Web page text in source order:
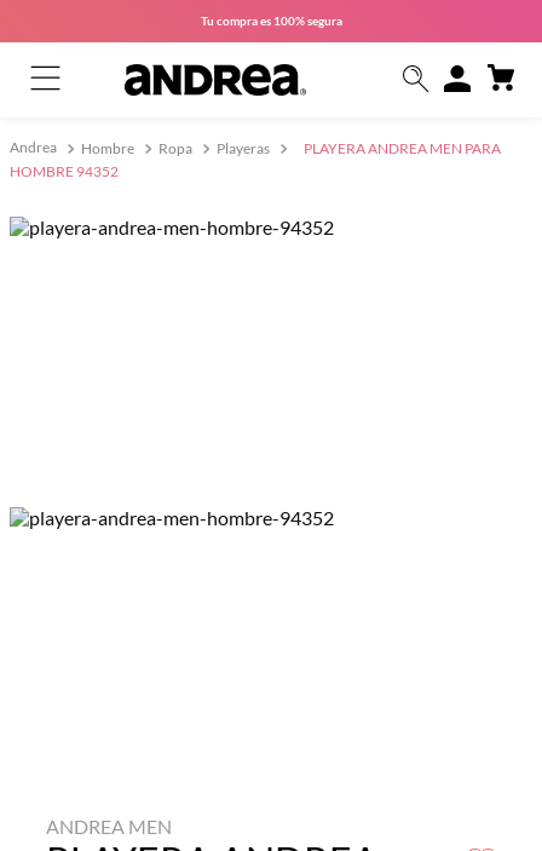
Tu compra es 100% segura
Hombre Ropa Playeras
PLAYERA ANDREA MEN PARA
HOMBRE 94352
ANDREA MEN